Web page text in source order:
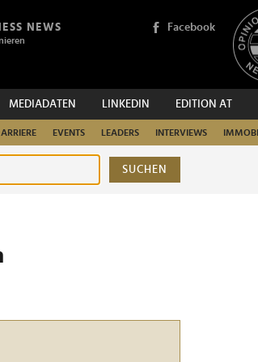
NEWS Facebook
MEDIADATEN LINKEDIN EDITION AT
EVENTS LEADERS INTERVIEWS
SUCHEN